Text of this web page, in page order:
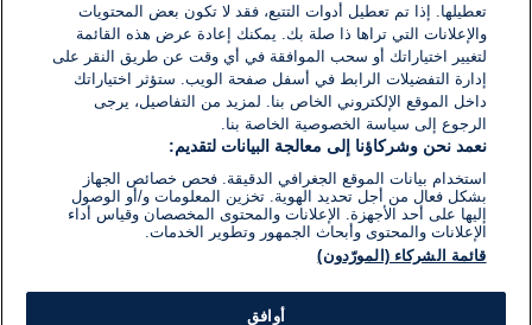
تعطيلها. إذا تم تعطيل أدوات التتبع، فقد لا تكون بعض المحتويات
والإعلانات التي تراها ذا صلة بك. يمكنك إعادة عرض هذه القائمة
لتغيير اختياراتك أو سحب الموافقة في أي وقت عن طريق النقر على
إدارة التفضيلات الرابط في أسفل صفحة الويب. ستؤثر اختياراتك
داخل الموقع الإلكتروني الخاص بنا. لمزيد من التفاصيل، يرجى
الرجوع إلى سياسة الخصوصية الخاصة بنا.
نعمد نحن وشركاؤنا إلى معالجة البيانات لتقديم:
استخدام بيانات الموقع الجغرافي الدقيقة. فحص خصائص الجهاز
بشكل فعال من أجل تحديد الهوية. تخزين المعلومات و/أو الوصول
إليها على أحد الأجهزة. الإعلانات والمحتوى المخصصان وقياس أداء
الإعلانات والمحتوى وأبحاث الجمهور وتطوير الخدمات.
قائمة الشركاء (المورّدون)
أوافق